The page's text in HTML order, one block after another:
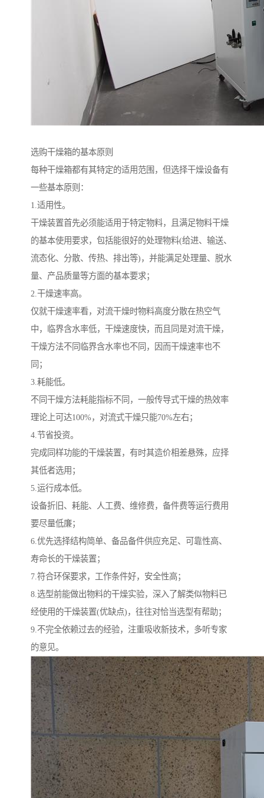
选购干燥箱的基本原则
每种干燥箱都有其特定的适用范围，但选择干燥设备有
一些基本原则：
1.适用性。
干燥装置首先必须能适用于特定物料，且满足物料干燥
的基本使用要求，包括能很好的处理物料(给进、输送、
流态化、分散、传热、排出等)，并能满足处理量、脱水
量、产品质量等方面的基本要求；
2.干燥速率高。
仅就干燥速率看，对流干燥时物料高度分散在热空气
中，临界含水率低，干燥速度快，而且同是对流干燥，
干燥方法不同临界含水率也不同，因而干燥速率也不
同；
3.耗能低。
不同干燥方法耗能指标不同，一般传导式干燥的热效率
理论上可达100%，对流式干燥只能70%左右；
4.节省投资。
完成同样功能的干燥装置，有时其造价相差悬殊，应择
其低者选用；
5.运行成本低。
设备折旧、耗能、人工费、维修费，备件费等运行费用
要尽量低廉；
6.优先选择结构简单、备品备件供应充足、可靠性高、
寿命长的干燥装置；
7.符合环保要求，工作条件好，安全性高；
8.选型前能做出物料的干燥实验，深入了解类似物料已
经使用的干燥装置(优缺点)，往往对恰当选型有帮助；
9.不完全依赖过去的经验，注重吸收新技术，多听专家
的意见。